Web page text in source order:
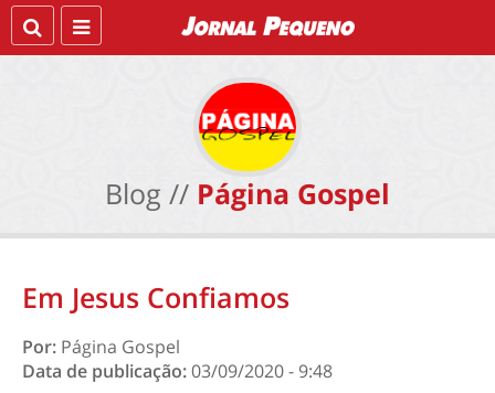
Blog // Página Gospel
Em Jesus Confiamos
Por: Página Gospel
Data de publicação:03/09/2020 - 9:48